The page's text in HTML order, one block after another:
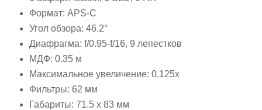
Формат: APS-C
Угол обзора: 46.2°
Диафрагма: f/0.95-f/16, 9 лепестков
МДФ: 0.35 м
Максимальное увеличение: 0.125x
Фильтры: 62 мм
Габариты: 71.5 x 83 мм